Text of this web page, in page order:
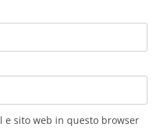
e sito web in questo browser